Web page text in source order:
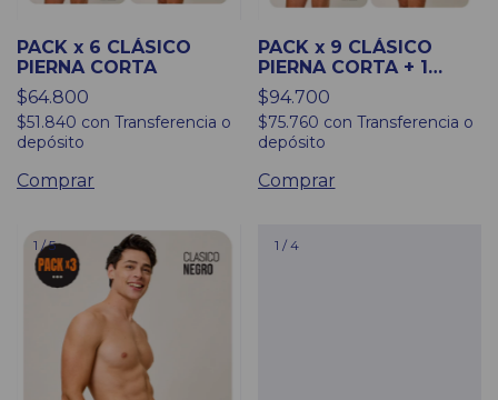
PACK x 6 CLÁSICO
PIERNA CORTA
$64.800
$51.840 con Transferencia o
depósito
Comprar
PACK x 9 CLÁSICO
PIERNA CORTA + 1
ESTAMPADO DE
REGALO
$94.700
$75.760 con Transferencia o
depósito
Comprar
1 /5 1 / 4